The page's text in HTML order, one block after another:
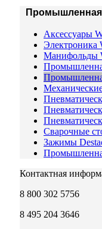
Аксессуары
Электроника
Манифольды
Сварочные
Зажимы
Контактная
8 800 302 5756
8 495 204 3646